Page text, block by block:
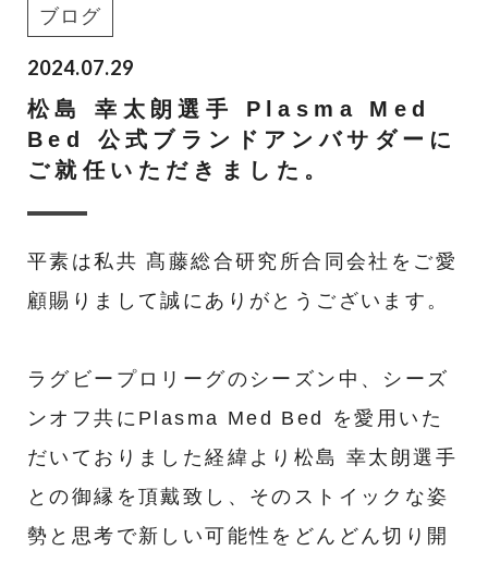
ブログ
2024.07.29
松島 幸太朗選手 Plasma Med
Bed 公式ブランドアンバサダーに
ご就任いただきました。
平素は私共 髙藤総合研究所合同会社をご愛
顧賜りまして誠にありがとうございます。
ラグビープロリーグのシーズン中、シーズ
ンオフ共にPlasma Med Bed を愛用いた
だいておりました経緯より松島 幸太朗選手
との御縁を頂戴致し、そのストイックな姿
勢と思考で新しい可能性をどんどん切り開